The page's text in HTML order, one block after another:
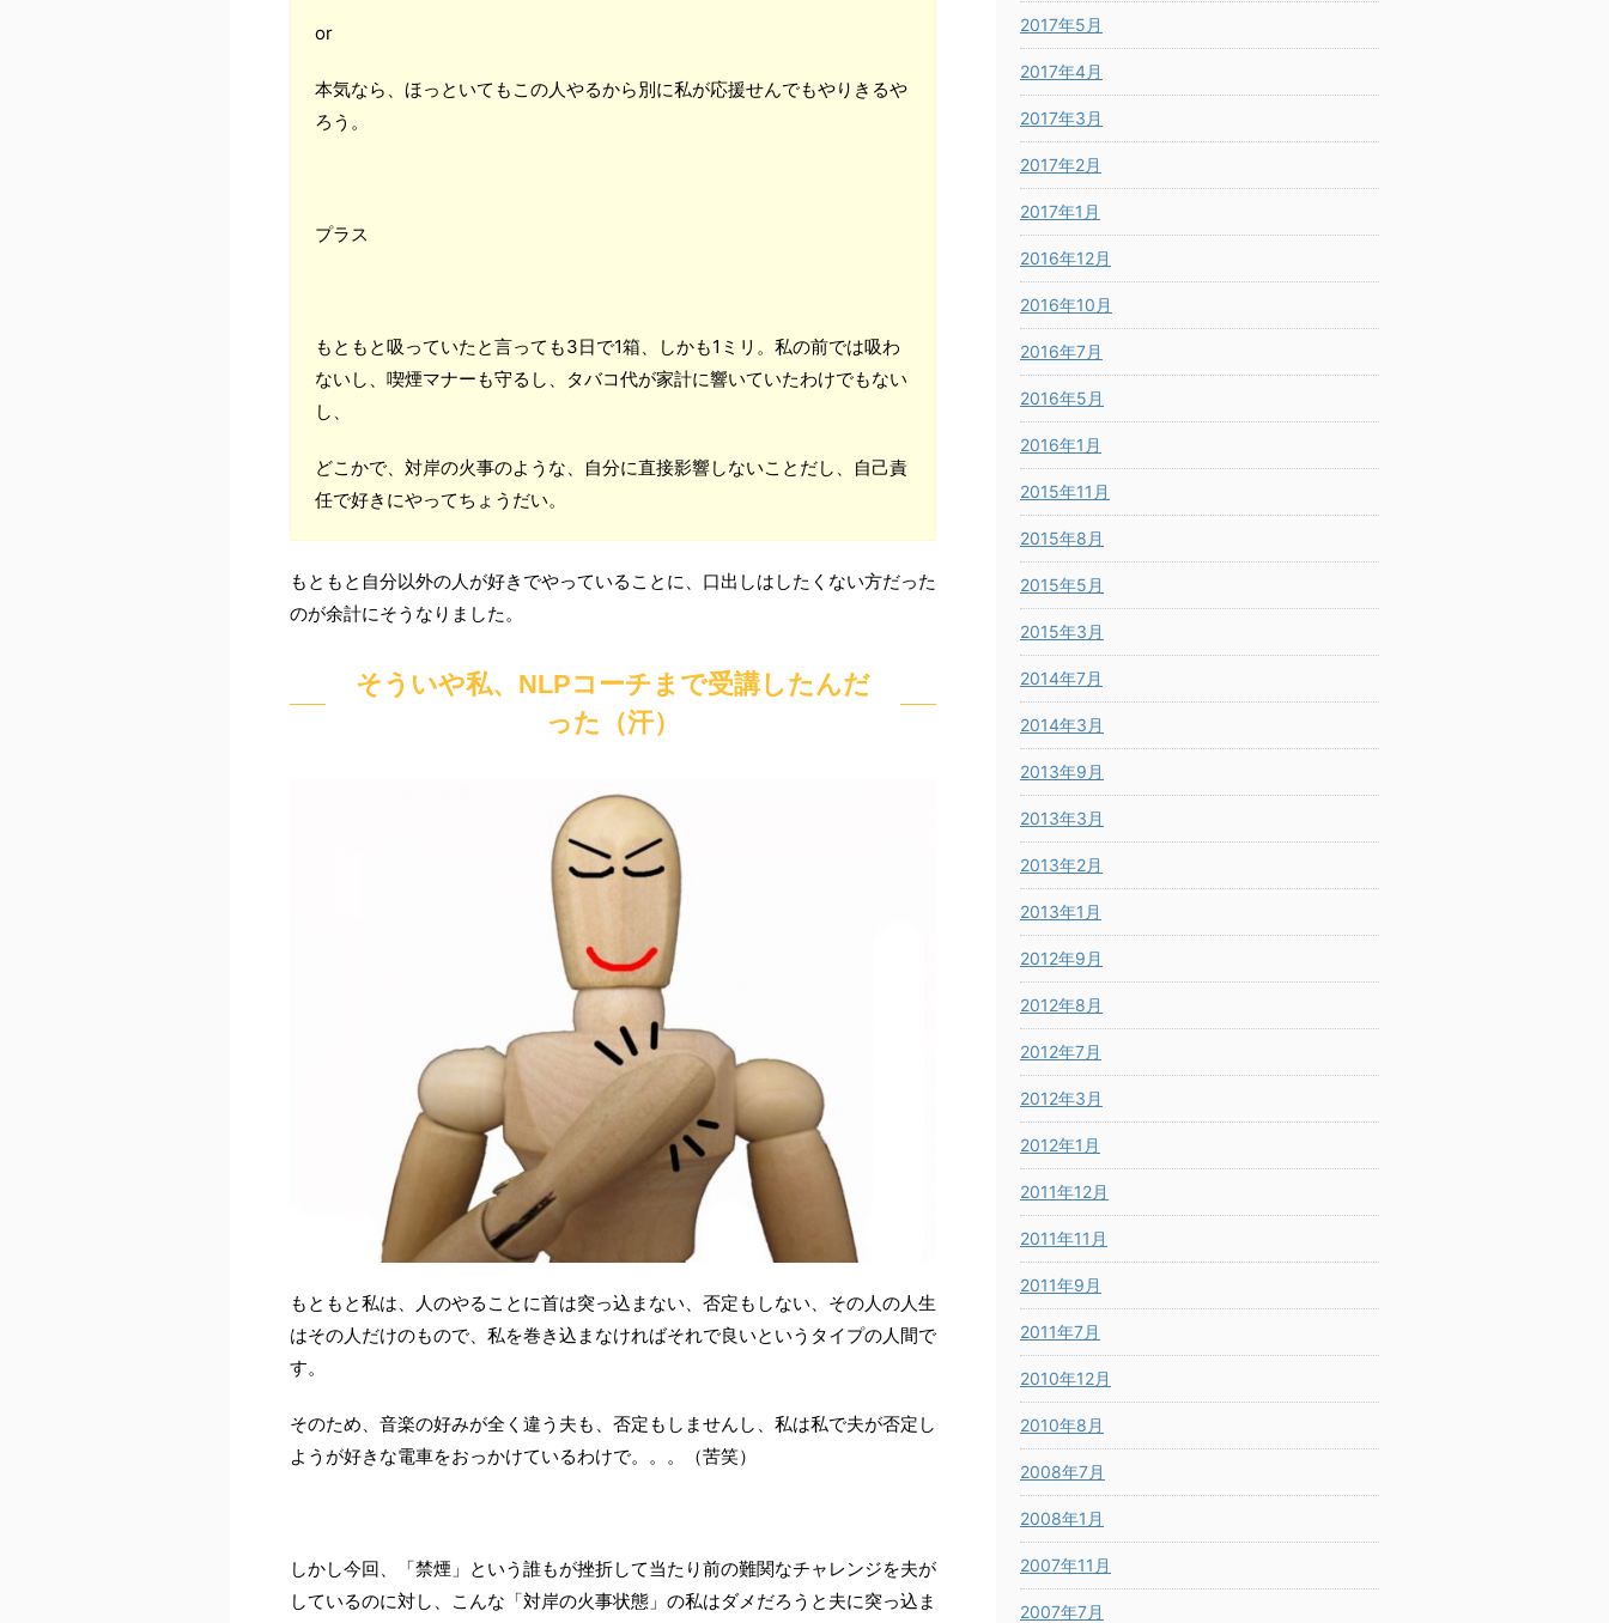
or
本気なら、ほっといてもこの人やるから別に私が応援せんでもやりきるや
ろう。
プラス
もともと吸っていたと言っても3日で1箱、しかも1ミリ。私の前では吸わ
ないし、喫煙マナーも守るし、タバコ代が家計に響いていたわけでもない
し、
どこかで、対岸の火事のような、自分に直接影響しないことだし、自己責
任で好きにやってちょうだい。
もともと自分以外の人が好きでやっていることに、口出しはしたくない方だった
のが余計にそうなりました。
そういや私、NLPコーチまで受講したんだ
った（汗）
もともと私は、人のやることに首は突っ込まない、否定もしない、その人の人生
はその人だけのもので、私を巻き込まなければそれで良いというタイプの人間で
す。
そのため、音楽の好みが全く違う夫も、否定もしませんし、私は私で夫が否定し
ようが好きな電車をおっかけているわけで。。。（苦笑）
しかし今回、「禁煙」という誰もが挫折して当たり前の難関なチャレンジを夫が
しているのに対し、こんな「対岸の火事状態」の私はダメだろうと夫に突っ込ま
2017年5月
2017年4月
2017年3月
2017年2月
2017年1月
2016年12月
2016年10月
2016年7月
2016年5月
2016年1月
2015年11月
2015年8月
2015年5月
2015年3月
2014年7月
2014年3月
2013年9月
2013年3月
2013年2月
2013年1月
2012年9月
2012年8月
2012年7月
2012年3月
2012年1月
2011年12月
2011年11月
2011年9月
2011年7月
2010年12月
2010年8月
2008年7月
2008年1月
2007年11月
2007年7月